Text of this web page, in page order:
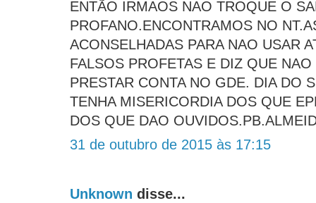
ENTÃO IRMAOS NAO TROQUE O
PROFANO.ENCONTRAMOS NO
ACONSELHADAS PARA NAO USAR
FALSOS PROFETAS E DIZ QUE
PRESTAR CONTA NO GDE. DIA DO
TENHA MISERICORDIA DOS QUE
DOS QUE DAO
31 de outubro de 2015 às 17:15
Unknown disse...